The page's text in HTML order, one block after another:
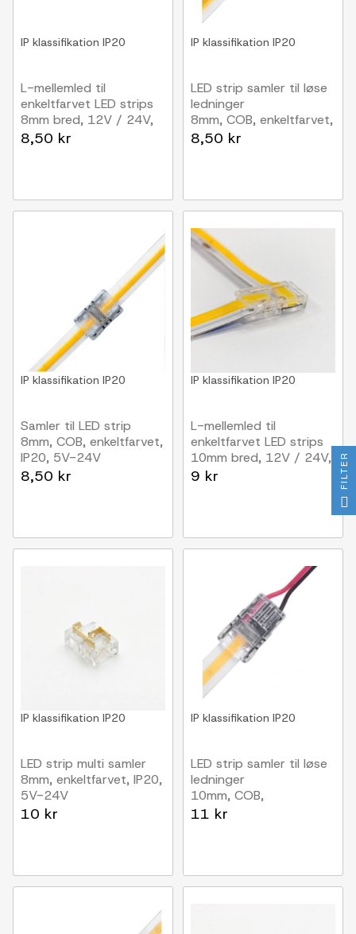
IP klassifikation IP20
L-mellemled til
enkeltfarvet LED strips
8mm bred, 12V / 24V,
COB
8,50 kr
IP klassifikation IP20
LED strip samler til løse
ledninger
8mm, COB, enkeltfarvet,
IP20, 5V-24V
8,50 kr
IP klassifikation IP20
Samler til LED strip
8mm, COB, enkeltfarvet,
IP20, 5V-24V
8,50 kr
IP klassifikation IP20
L-mellemled til
enkeltfarvet LED strips
10mm bred, 12V / 24V,
COB
9 kr
IP klassifikation IP20
LED strip multi samler
8mm, enkeltfarvet, IP20,
5V-24V
10 kr
IP klassifikation IP20
LED strip samler til løse
ledninger
10mm, COB,
enkeltfarvet, IP20, 5V-
11 kr
FILTER